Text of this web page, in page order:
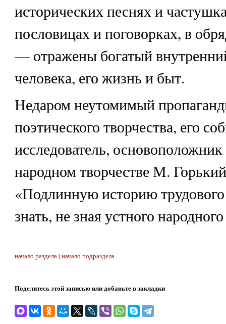
исторических песнях и
пословицах и поговорках, в
— отражены богатый
человека, его жизнь и быт.
Недаром неутомимый
поэтического творчества, его
исследователь, основоположник
народном творчестве М.
«Подлинную историю трудового
знать, не зная устного
начало раздела| начало подраздела
Поделитесь этой записью или добавьте в закладки